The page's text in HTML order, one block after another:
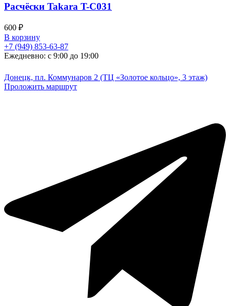
Расчёски Takara T-C031
600 ₽
В корзину
+7 (949) 853-63-87
Ежедневно: с 9:00 до 19:00
Донецк, пл. Коммунаров 2 (ТЦ «Золотое кольцо», 3 этаж)
Проложить маршрут